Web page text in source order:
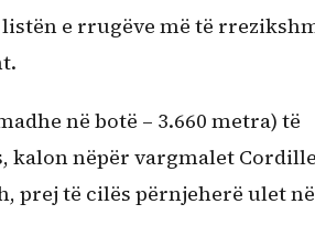
listën e rrugëve më të
në botë – 3.660 metra) të
kalon nëpër vargmalet
prej të cilës përnjeherë ulet në